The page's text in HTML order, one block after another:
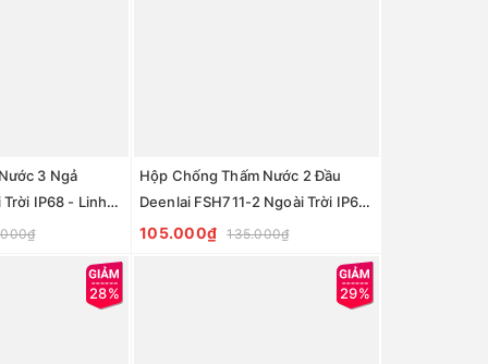
3 Ngả
IP68 - Linh
Hộp Chống Thấm Nước 2 Đầu
Deenlai FSH711-2 Ngoài Trời IP68
- Linh kiện đèn led Zalaa
105.000₫ 135.000₫
28% 29%